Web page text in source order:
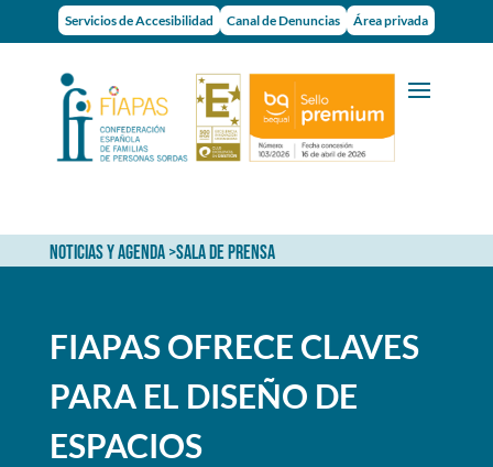
Servicios de Accesibilidad Canal de Denuncias Área privada
NOTICIAS Y AGENDA>SALA DE PRENSA
FIAPAS OFRECE CLAVES
PARA EL DISEÑO DE
ESPACIOS